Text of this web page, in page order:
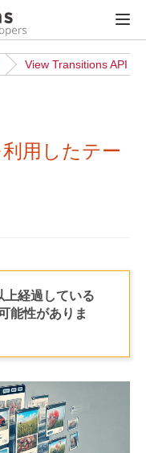
メ
イ
ン
View Transitions API
用したテー
上経過している
能性がありま